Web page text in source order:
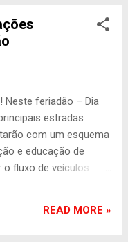
pelo presidente da
Assistência e
feriadão – Dia
estradas
com um esquema
e educação de
o fluxo de veículos
movimento. As ações
READ MORE »